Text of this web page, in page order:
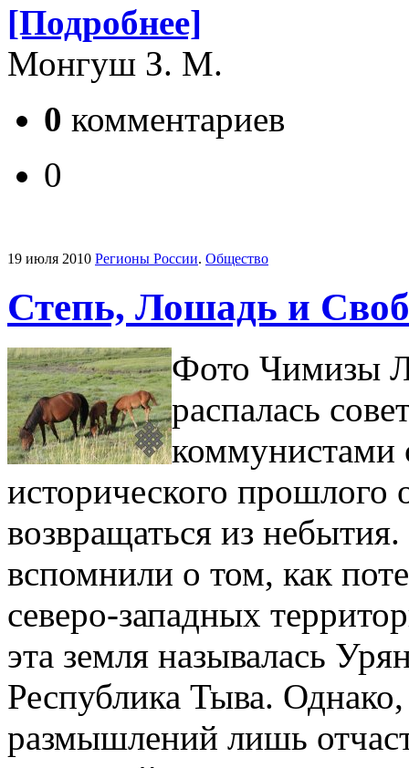
[Подробнее]
Монгуш З. М.
0 комментариев
0
19 июля 2010 Регионы России. Общество
Степь, Лошадь и
Фото Чимизы
распалась
коммунистами
исторического прошлого
возвращаться из
вспомнили о том, как
северо-западных
эта земля называлась
Республика Тыва.
размышлений лишь